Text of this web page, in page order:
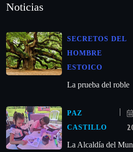
Noticias
SECRETOS DEL
HOMBRE
ESTOICO
La prueba del roble
PAZ
CASTILLO
La Alcaldía del